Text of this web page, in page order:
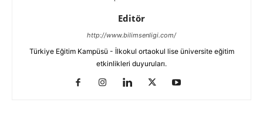
Editör
http://www.bilimsenligi.com/
Türkiye Eğitim Kampüsü - İlkokul ortaokul lise üniversite eğitim
etkinlikleri duyuruları.